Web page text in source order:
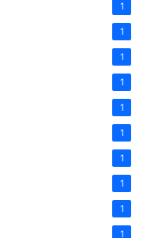
1
1
1
1
1
1
1
1
1
1